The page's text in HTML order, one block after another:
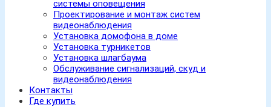
системы оповещения
Проектирование и монтаж систем
видеонаблюдения
Установка домофона в доме
Установка турникетов
Установка шлагбаума
Обслуживание сигнализаций, скуд и
видеонаблюдения
Контакты
Где купить